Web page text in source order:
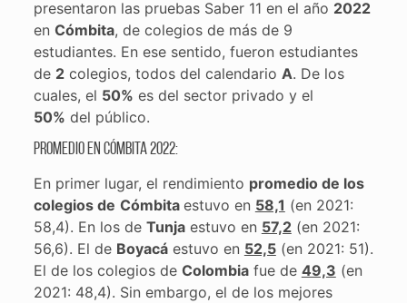
presentaron las pruebas Saber 11 en el año 2022
en Cómbita, de colegios de más de 9
estudiantes. En ese sentido, fueron estudiantes
de 2colegios, todos del calendario A. De los
cuales, el 50% es del sector privado y el
50% del público.
Promedio en Cómbita 2022:
En primer lugar, el rendimiento promedio de los
colegios de Cómbita estuvo en 58,1 (en 2021:
58,4). En los de Tunjaestuvo en 57,2(en 2021:
56,6). El de Boyacáestuvo en 52,5(en 2021: 51).
El de los colegios de Colombiafue de 49,3 (en
2021: 48,4). Sin embargo, el de los mejores